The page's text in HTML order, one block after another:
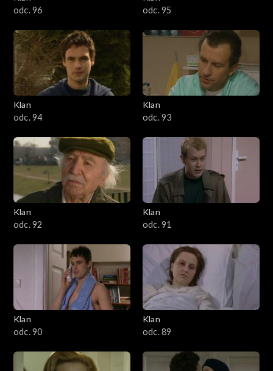
3701–3800
3601–3700
3501–3600
3401–3500
3201–3300
3101–3200
3001–3100
2901–3000
2801–2900
2701–2800
odc. 96
odc. 95
Klan
odc. 94
Klan
odc. 93
Klan
odc. 92
Klan
odc. 91
Klan
odc. 90
Klan
odc. 89